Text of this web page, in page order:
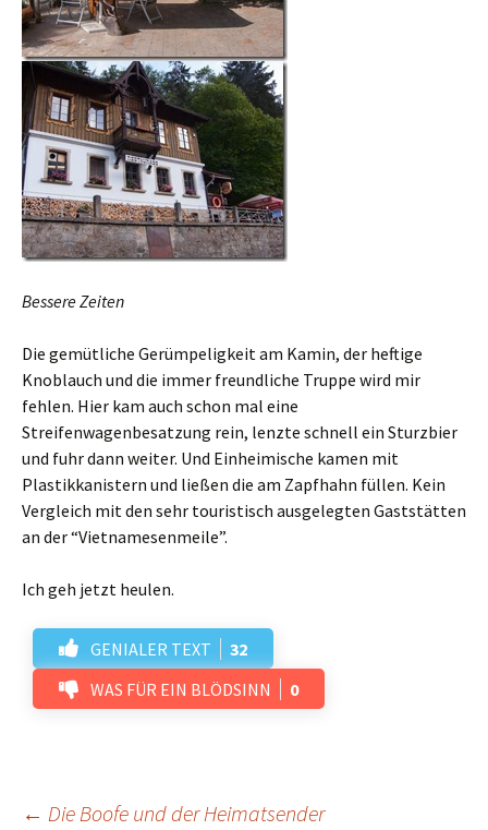
Bessere Zeiten
Die gemütliche Gerümpeligkeit am Kamin, der heftige
Knoblauch und die immer freundliche Truppe wird mir
fehlen. Hier kam auch schon mal eine
Streifenwagenbesatzung rein, lenzte schnell ein Sturzbier
und fuhr dann weiter. Und Einheimische kamen mit
Plastikkanistern und ließen die am Zapfhahn füllen. Kein
Vergleich mit den sehr touristisch ausgelegten Gaststätten
an der “Vietnamesenmeile”.
Ich geh jetzt heulen.
GENIALER TEXT
32
WAS FÜR EIN BLÖDSINN
0
← Die Boofe und der Heimatsender